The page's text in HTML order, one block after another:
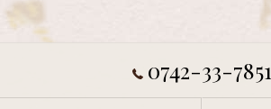
0742-33-7851